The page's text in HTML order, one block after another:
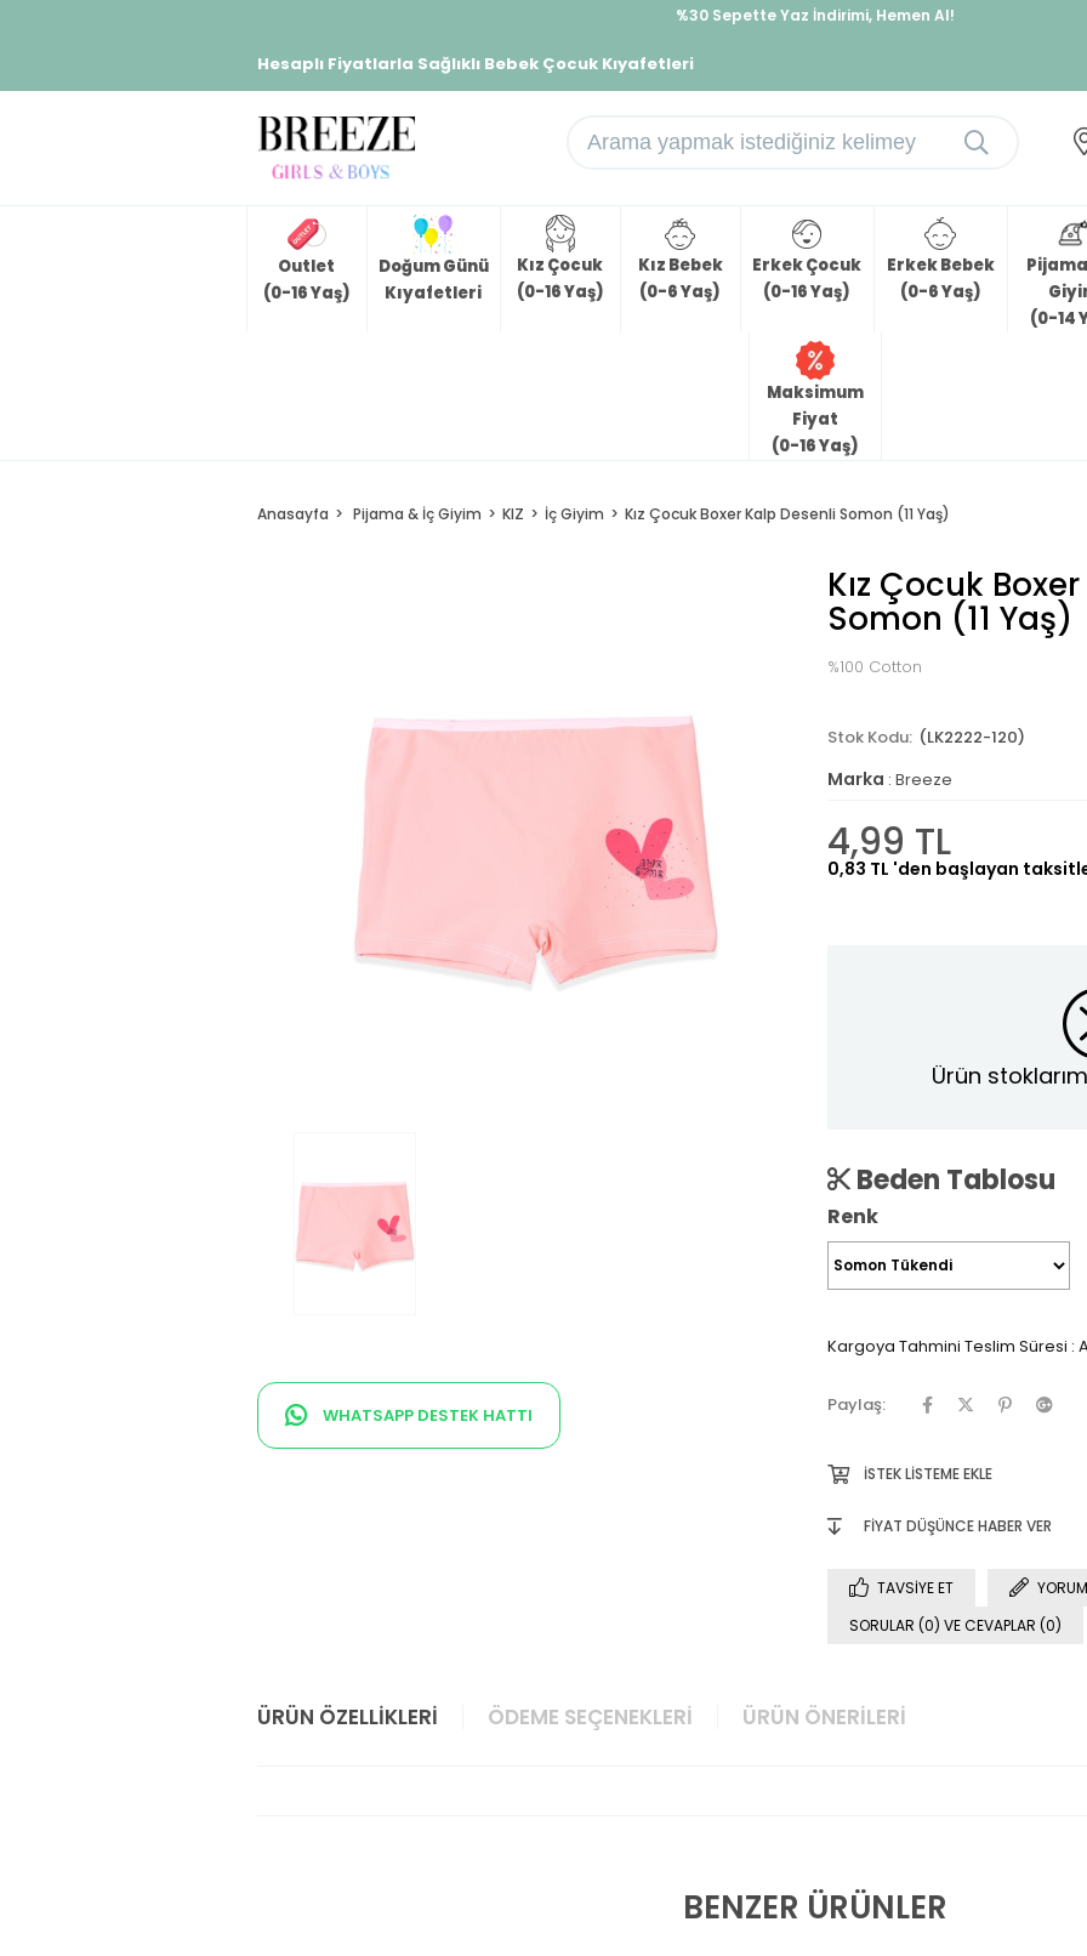
%30 Sepette Yaz İndirimi, Hemen Al!
Hesaplı Fiyatlarla Sağlıklı Bebek Çocuk Kıyafetleri
Outlet
(0-16 Yaş)
Doğum Günü
Kıyafetleri
Kız Çocuk
(0-16 Yaş)
Kız Bebek
(0-6 Yaş)
Erkek Çocuk
(0-16 Yaş)
Erkek Bebek
(0-6 Yaş)
(0-14
Maksimum
Fiyat
(0-16 Yaş)
Anasayfa Pijama & İç Giyim KIZ İç Giyim Kız Çocuk Boxer Kalp Desenli Somon (11 Yaş)
WHATSAPP DESTEK HATTI
Kız Çocuk
Somon (11 Yaş)
%100 Cotton
(LK2222-120)
Marka : Breeze
4,99 TL
0,83 TL 'den başlayan
Ürün
Beden Tablosu
Renk
Kargoya Tahmini Teslim Süresi :
Paylaş:
İSTEK LISTEME EKLE
FIYAT DÜŞÜNCE HABER VER
TAVSIYE ET
SORULAR (0) VE CEVAPLAR (0)
ÜRÜN ÖZELLIKLERI ÖDEME SEÇENEKLERI ÜRÜN ÖNERILERI
BENZER ÜRÜNLER